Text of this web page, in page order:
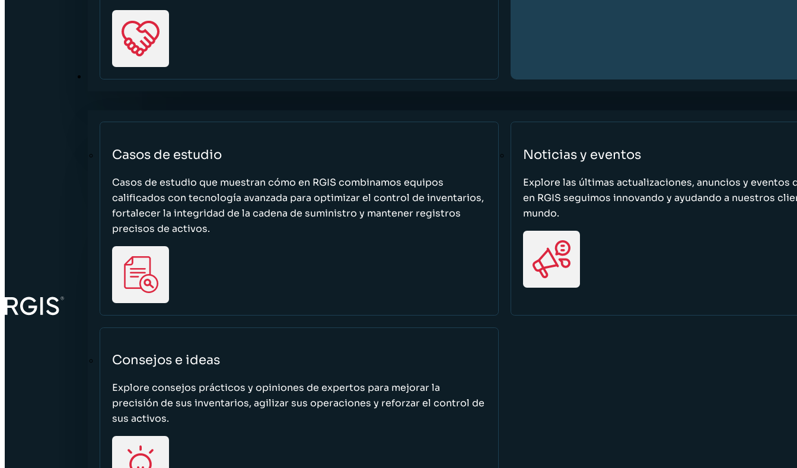
RECURSOS
Casos de estudio
Casos de estudio que muestran cómo en RGIS combinamos equipos
calificados con tecnología avanzada para optimizar el control de inventarios,
fortalecer la integridad de la cadena de suministro y mantener registros
precisos de activos.
Noticias y eventos
Explore las últimas actualizaciones, anuncios y eventos
en RGIS seguimos innovando y ayudando a nuestros
mundo.
Consejos e ideas
Explore consejos prácticos y opiniones de expertos para mejorar la
precisión de sus inventarios, agilizar sus operaciones y reforzar el control de
sus activos.